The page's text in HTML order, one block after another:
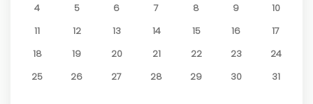
4
5 6 7 8 9
10
11
12 13 14 15 16
17
18
19 20 21 22 23
24
25
26 27 28 29 30 31